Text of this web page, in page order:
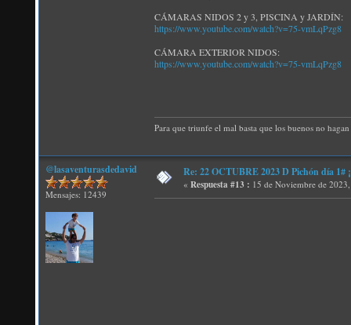
CÁMARAS NIDOS 2 y 3, PISCINA y JARDÍN:
https://www.youtube.com/watch?v=75-vmLqPzg8
CÁMARA EXTERIOR NIDOS:
https://www.youtube.com/watch?v=75-vmLqPzg8
Para que triunfe el mal basta que los buenos no
@lasaventurasdedavid
Mensajes: 12439
Re: 22 OCTUBRE 2023 D Pichón día
« Respuesta #13 : 15 de Noviembre de